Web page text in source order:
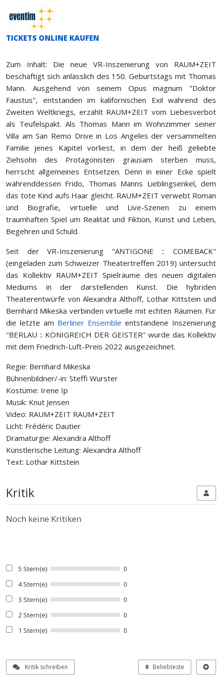
TICKETS ONLINE KAUFEN
Zum Inhalt: Die neue VR-Inszenierung von RAUM+ZEIT
beschäftigt sich anlässlich des 150. Geburtstags mit Thomas
Mann. Ausgehend von seinem Opus magnum "Doktor
Faustus", entstanden im kalifornischen Exil während des
Zweiten Weltkriegs, erzählt RAUM+ZEIT vom Liebesverbot
als Teufelspakt. Als Thomas Mann im Wohnzimmer seiner
Villa am San Remo Drive in Los Angeles der versammelten
Familie jenes Kapitel vorliest, in dem der heiß geliebte
Ziehsohn des Protagonisten grausam sterben muss,
herrscht allgemeines Entsetzen. Denn in einer Ecke spielt
währenddessen Frido, Thomas Manns Lieblingsenkel, dem
das tote Kind aufs Haar gleicht. RAUM+ZEIT verwebt Roman
und Biografie, virtuelle und Live-Szenen zu einem
traumhaften Spiel um Realität und Fiktion, Kunst und Leben,
Begehren und Schuld.
Seit der VR-Inszenierung "ANTIGONE :: COMEBACK"
(eingeladen zum Schweizer Theatertreffen 2019) untersucht
das Kollektiv RAUM+ZEIT Spielräume des neuen digitalen
Mediums in der darstellenden Kunst. Die hybriden
Theaterentwürfe von Alexandra Althoff, Lothar Kittstein und
Bernhard Mikeska verbinden virtuelle mit echten Räumen. Für
die letzte am Berliner Ensemble entstandene Inszenierung
"BERLAU :: KÖNIGREICH DER GEISTER" wurde das Kollektiv
mit dem Friedrich-Luft-Preis 2022 ausgezeichnet.
Regie: Bernhard Mikeska
Bühnenbildner/-in: Steffi Wurster
Kostüme: Irene Ip
Musik: Knut Jensen
Video: RAUM+ZEIT RAUM+ZEIT
Licht: Frédéric Dautier
Dramaturgie: Alexandra Althoff
Künstlerische Leitung: Alexandra Althoff
Text: Lothar Kittstein
Kritik
Noch keine Kritiken
5 Stern(e)
0
4 Stern(e)
0
3 Stern(e)
0
2 Stern(e)
0
1 Stern(e)
0
Kritik schreiben Beliebteste